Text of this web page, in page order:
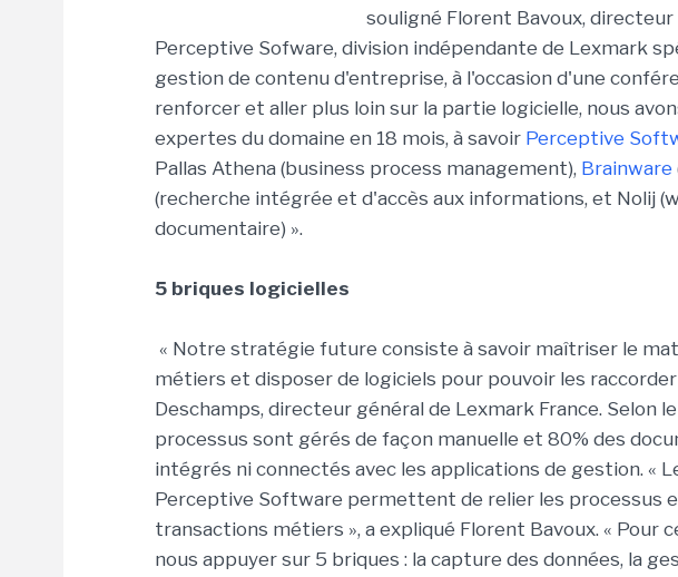
souligné Florent Bavoux,
Perceptive Sofware, division indépendante de Lexmark
gestion de contenu d'entreprise, à l'occasion d'une
renforcer et aller plus loin sur la partie logicielle, nous
expertes du domaine en 18 mois, à savoir Perceptive
Pallas Athena (business process management), Brainware
(recherche intégrée et d'accès aux informations, et Nolij
documentaire) ».
5 briques logicielles
« Notre stratégie future consiste à savoir maîtriser le
métiers et disposer de logiciels pour pouvoir les raccorder
Deschamps, directeur général de Lexmark France. Selon
processus sont gérés de façon manuelle et 80% des
intégrés ni connectés avec les applications de gestion. «
Perceptive Software permettent de relier les processus
transactions métiers », a expliqué Florent Bavoux. « Pour
nous appuyer sur 5 briques : la capture des données, la